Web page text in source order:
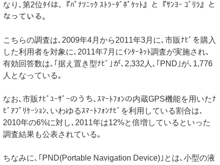
なり､第2位ﾀｲは､『ﾊﾟﾅｿﾆｯｸ ｽﾄﾗｰﾀﾞﾎﾟｹｯﾄ』と『ｻﾝﾖｰ ｺﾞﾘﾗ』と
なっている｡
こちらの調査は､2009年4月から2011年3月に､市販ﾅﾋﾞを購入
した利用者を対象に､2011年7月にｲﾝﾀｰﾈｯﾄ調査が実施され､
有効回答数は､｢据え置き型ﾅﾋﾞ｣が､2,332人､｢PND｣が､1,776
人となっている｡
なお､市販ﾅﾋﾞﾕｰｻﾞｰのうち､ｽﾏｰﾄﾌｫﾝの内蔵GPS機能を用いたﾅ
ﾋﾞｱﾌﾟﾘｹｰｼｮﾝ､いわゆるｽﾏｰﾄﾌｫﾝﾅﾋﾞを利用している割合は､
2010年の6%に対し､2011年は12%と倍増しているといった
調査結果も公表されている｡
ちなみに､｢PND(Portable Navigation Device)｣とは､小型の液